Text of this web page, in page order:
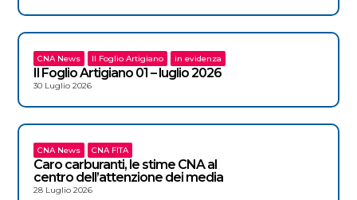
CNA News Il Foglio Artigiano in evidenza
Il Foglio Artigiano 01 – luglio 2026
30 Luglio 2026
CNA News CNA FITA
Caro carburanti, le stime CNA al
centro dell’attenzione dei media
28 Luglio 2026